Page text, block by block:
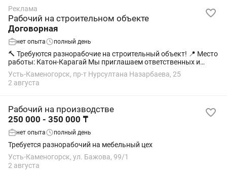
Реклама
Рабочий на строительном объекте
Договорная
нет опыта полный день
🔨 Требуются разнорабочие на строительный объект! 📍 Место
работы: Катон-Карагай Мы приглашаем ответственных и
трудолюбивых сотрудников для работы на строительном
объекте. Мы предлагаем: • 💰...
Усть-Каменогорск, пр-т Нурсултана Назарбаева, 25
2 августа
Рабочий на производстве
250 000 - 350 000 ₸
нет опыта полный день
Требуется разнорабочий на мебельный цех
Усть-Каменогорск, ул. Бажова, 99/1
2 августа